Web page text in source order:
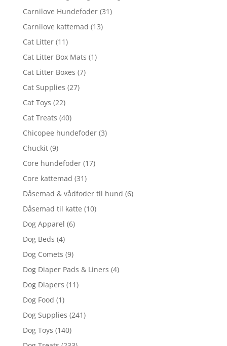
Carnilove Hundefoder (31)
Carnilove kattemad (13)
Cat Litter (11)
Cat Litter Box Mats (1)
Cat Litter Boxes (7)
Cat Supplies (27)
Cat Toys (22)
Cat Treats (40)
Chicopee hundefoder (3)
Chuckit (9)
Core hundefoder (17)
Core kattemad (31)
Dåsemad & vådfoder til hund (6)
Dåsemad til katte (10)
Dog Apparel (6)
Dog Beds (4)
Dog Comets (9)
Dog Diaper Pads & Liners (4)
Dog Diapers (11)
Dog Food (1)
Dog Supplies (241)
Dog Toys (140)